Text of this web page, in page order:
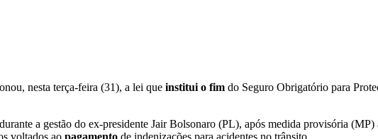
nesta terça-feira (31), a lei que institui o fim do Seguro Obrigatório para
a gestão do ex-presidente Jair Bolsonaro (PL), após medida provisória (MP)
voltados ao pagamento de indenizações para acidentes no trânsito.